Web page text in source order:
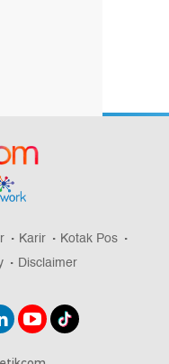
Karir
Kotak Pos
Disclaimer